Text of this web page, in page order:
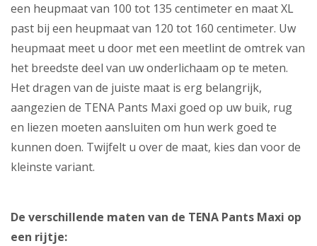
een heupmaat van 100 tot 135 centimeter en maat XL
past bij een heupmaat van 120 tot 160 centimeter. Uw
heupmaat meet u door met een meetlint de omtrek van
het breedste deel van uw onderlichaam op te meten.
Het dragen van de juiste maat is erg belangrijk,
aangezien de TENA Pants Maxi goed op uw buik, rug
en liezen moeten aansluiten om hun werk goed te
kunnen doen. Twijfelt u over de maat, kies dan voor de
kleinste variant.
De verschillende maten van de TENA Pants Maxi op
een rijtje: